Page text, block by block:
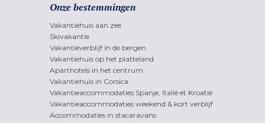
Onze bestemmingen
Vakantiehuis aan zee
Skivakantie
Vakantieverblijf in de bergen
Vakantiehuis op het platteland
Aparthotels in het centrum
Vakantiehuis in Corsica
Vakantieaccommodaties Spanje, Italië et Kroatië
Vakantieaccommodaties weekend & kort verblijf
Accommodaties in stacaravans